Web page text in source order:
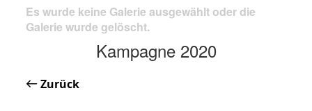
Es wurde keine Galerie ausgewählt oder die
Galerie wurde gelöscht.
Kampagne 2020
Zurück